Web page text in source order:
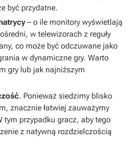
być przydatne.
– o ile monitory wyświetlają
w telewizorach z reguły
co może być odczuwane jako
w dynamiczne gry. Warto
gry lub jak najniższym
. Ponieważ siedzimy blisko
znacznie łatwiej zauważymy
tym przypadku gracz, aby tego
z natywną rozdzielczością